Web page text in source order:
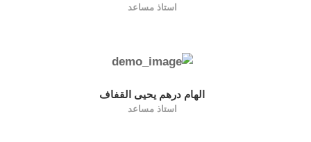
استاذ مساعد
الهام درهم يحيى القفاف
استاذ مساعد